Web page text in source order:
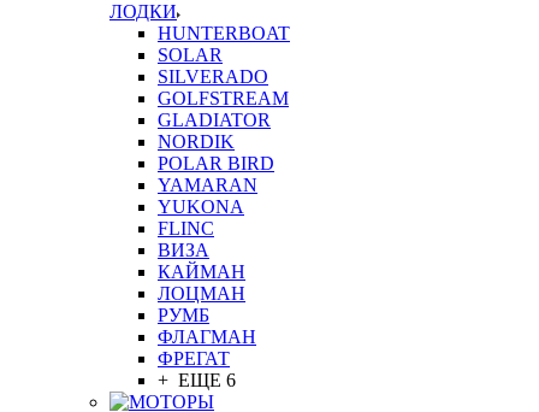
ЛОДКИ
HUNTERBOAT
SOLAR
SILVERADO
GOLFSTREAM
GLADIATOR
NORDIK
POLAR BIRD
YAMARAN
YUKONA
FLINC
ВИЗА
КАЙМАН
ЛОЦМАН
РУМБ
ФЛАГМАН
ФРЕГАТ
+ ЕЩЕ 6